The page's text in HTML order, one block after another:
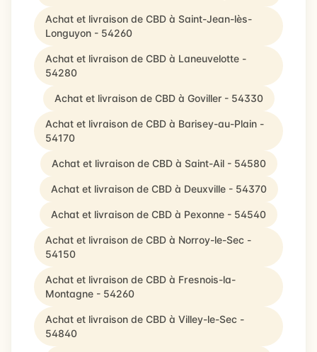
Achat et livraison de CBD à Saint-Jean-lès-
Longuyon - 54260
Achat et livraison de CBD à Laneuvelotte -
54280
Achat et livraison de CBD à Goviller - 54330
Achat et livraison de CBD à Barisey-au-Plain -
54170
Achat et livraison de CBD à Saint-Ail - 54580
Achat et livraison de CBD à Deuxville - 54370
Achat et livraison de CBD à Pexonne - 54540
Achat et livraison de CBD à Norroy-le-Sec -
54150
Achat et livraison de CBD à Fresnois-la-
Montagne - 54260
Achat et livraison de CBD à Villey-le-Sec -
54840